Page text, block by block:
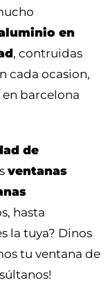
en
, contruidas
cada ocasion,
barcelona
de
ventanas
hasta
la tuya? Dinos
tu ventana de